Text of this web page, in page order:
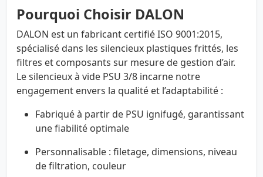
Pourquoi Choisir DALON
DALON est un fabricant certifié ISO 9001:2015,
spécialisé dans les silencieux plastiques frittés, les
filtres et composants sur mesure de gestion d’air.
Le silencieux à vide PSU 3/8 incarne notre
engagement envers la qualité et l’adaptabilité :
Fabriqué à partir de PSU ignifugé, garantissant
une fiabilité optimale
Personnalisable : filetage, dimensions, niveau
de filtration, couleur